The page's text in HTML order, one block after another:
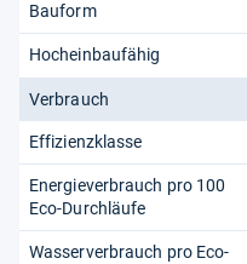
Bauform
Hocheinbaufähig
Verbrauch
Effizienzklasse
Energieverbrauch pro 100
Eco-Durchläufe
Wasserverbrauch pro Eco-